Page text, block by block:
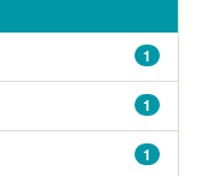
1
1
1